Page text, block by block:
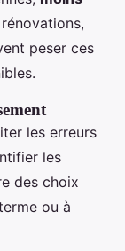
peser ces
les erreurs
les
des choix
ou à